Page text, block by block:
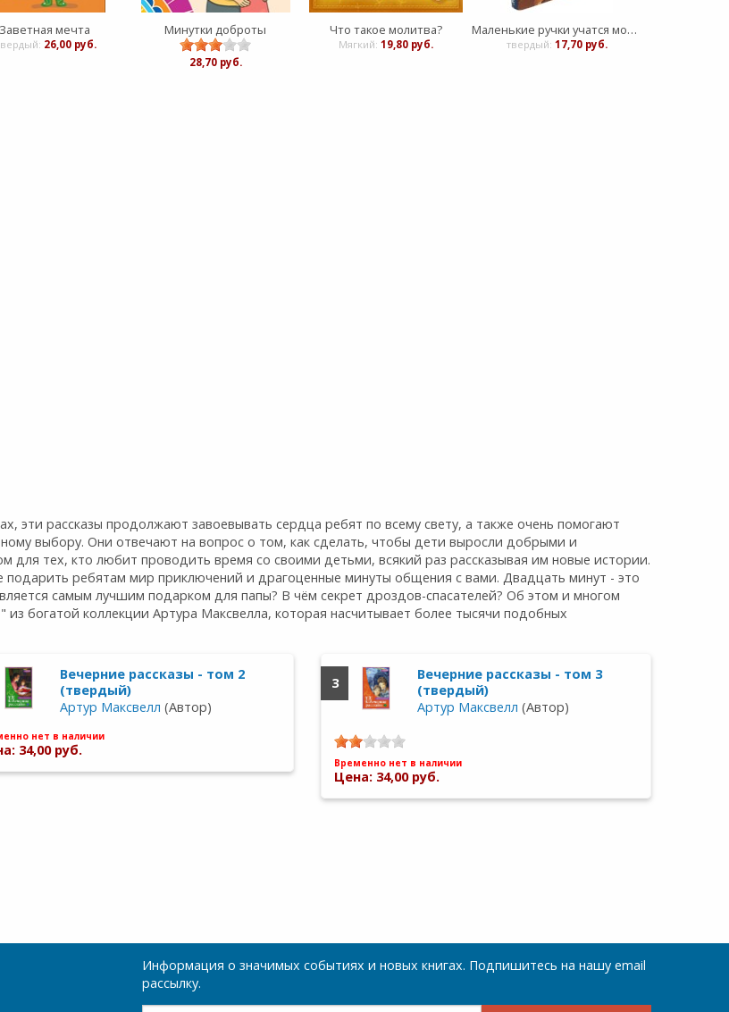
Заветная мечта
26,00 руб.
Минутки доброты
28,70 руб.
Что такое молитва?
Мягкий:19,80 руб.
Маленькие ручки учатся молиться
твердый: 17,70 руб.
эти рассказы продолжают завоевывать сердца ребят по всему свету, а также очень помогают
выбору. Они отвечают на вопрос о том, как сделать, чтобы дети выросли добрыми и
для тех, кто любит проводить время со своими детьми, всякий раз рассказывая им новые истории.
ребятам мир приключений и драгоценные минуты общения с вами. Двадцать минут - это
самым лучшим подарком для папы? В чём секрет дроздов-спасателей? Об этом и многом
богатой коллекции Артура Максвелла, которая насчитывает более тысячи подобных
Вечерние рассказы - том 2
(твердый)
Артур Максвелл (Автор)
нет в наличии
34,00 руб.
3
Вечерние рассказы - том 3
(твердый)
Артур Максвелл (Автор)
Временно нет в наличии
Цена: 34,00 руб.
Информация о значимых событиях и новых книгах. Подпишитесь на нашу email
рассылку.